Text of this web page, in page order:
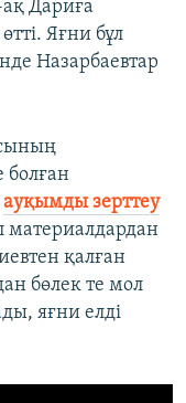
Дариға
Яғни бұл
Назарбаевтар
болған
ауқымды зерттеу
материалдардан
қалған
бөлек те мол
яғни елді